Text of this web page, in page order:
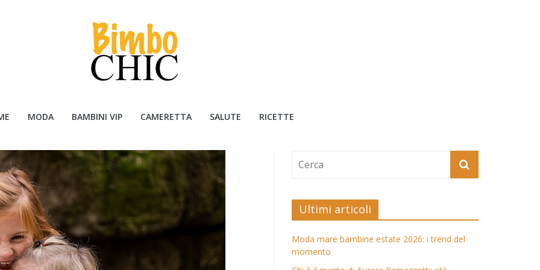
MODA BAMBINI VIP CAMERETTA SALUTE RICETTE
Ultimi articoli
Moda mare bambine estate 2026: i trend del
momento